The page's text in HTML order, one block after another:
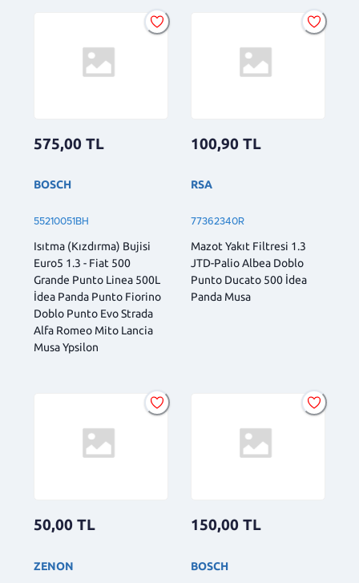
575,00 TL
BOSCH
55210051BH
Isıtma (Kızdırma) Bujisi
Euro5 1.3 - Fiat 500
Grande Punto Linea 500L
İdea Panda Punto Fiorino
Doblo Punto Evo Strada
Alfa Romeo Mito Lancia
Musa Ypsilon
100,90 TL
RSA
77362340R
Mazot Yakıt Filtresi 1.3
JTD-Palio Albea Doblo
Punto Ducato 500 İdea
Panda Musa
50,00 TL
ZENON
150,00 TL
BOSCH